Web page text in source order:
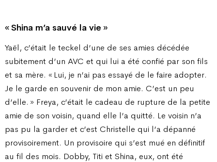
« Shina m’a sauvé la vie »
Yaël, c’était le teckel d’une de ses amies décédée
subitement d’un AVC et qui lui a été confié par son fils
et sa mère. « Lui, je n’ai pas essayé de le faire adopter.
Je le garde en souvenir de mon amie. C’est un peu
d’elle. » Freya, c’était le cadeau de rupture de la petite
amie de son voisin, quand elle l’a quitté. Le voisin n’a
pas pu la garder et c’est Christelle qui l’a dépanné
provisoirement. Un provisoire qui s’est mué en définitif
au fil des mois. Dobby, Titi et Shina, eux, ont été